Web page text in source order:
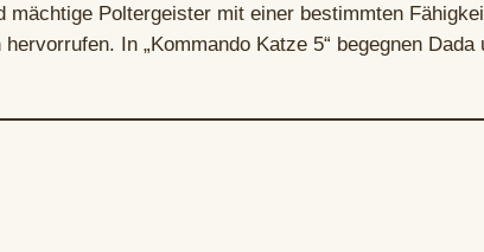
mächtige Poltergeister mit einer bestimmten
In „Kommando Katze 5“ begegnen